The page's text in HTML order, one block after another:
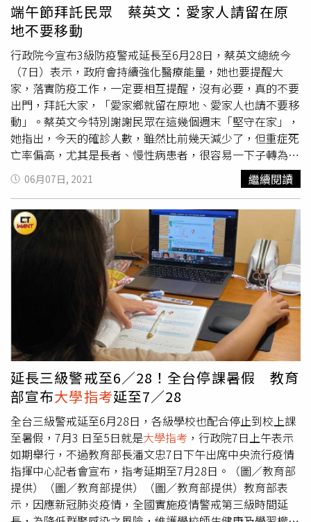
端午節拜託民眾 蔡英文：愛家人請留在原
地不要移動
行政院今宣布3級防疫警戒延長至6月28日，蔡英文總統今
（7日）表示，政府會持續強化醫療能量，她也要提醒大
家，落實防疫工作，一定要相互提醒，沒有必要，真的不要
出門，拜託大家，「愛家鄉就留在原地、愛家人也請不要移
動」。蔡英文今特別謝謝民眾在這幾個週末「堅守在家」，
她指出，今天的確診人數，雖然比前幾天減少了，但重症死
亡率偏高，尤其是長者、慢性病患者，很容易一下子轉為急
症，造成難以挽回的遺憾。蔡英文說，今天行政院已經宣
布，「強化三級警戒」延長到6月28號，
大學指考則延期到
7月底辦理，造成的不便，還是要拜託大家多多擔待。蔡英
文表示，現在為了減少群聚，政府已經實施傳統市場分流採
買，身分證字號最後一碼是單數的，週三、週五、週日採
購；最後一碼是偶數的，週二、週四、週六採購。她強調，
有效分流，才能夠降低市場的染疫跟傳播的風險，要再一次
地請各位縣市首長，都能夠配合中央的政策，一起為防疫來
努力。另外，蔡英文也說，最近大家都在討論端午節要不要
回家，到昨天，高鐵、台鐵，和國道客運，在端午節期間賣
出了將近10萬張票，經過很多人的呼籲，雖然有減少，但是
還有8.5萬張票。她呼籲，端午節雖然是家人團聚的大節
日，但是今年因為疫情的關係，要拜託大家，「愛家鄉就留
在原地、愛家人也請不要移動」。蔡英文表示，端午節明年
還有，如果因為跨區移動而造成疫情大爆發，家鄉和家人都
會陷入險境。因此，「留在原地，不要移動」，就是她今年
端午節，對國人同胞最重要的請託。
06月07日, 2021 繼續閱讀
延長三級警戒至6／28！全台停課暑假 教育
部宣布大學指考延至7／28
全台三級警戒延至6月28日，各級學校也配合停止到校上課
至暑假，7月3 日至5日就是大學指考 ，行政院7日上午表示
如期舉行，不過教育部長潘文忠7日下午出席中央流行疫情
指揮中心記者會宣布，指考延期至7月28日。（圖／教育部
提供）（圖／教育部提供）（圖／教育部提供）教育部表
示，因應新冠肺炎疫情，全國實施疫情警戒第三級時間延